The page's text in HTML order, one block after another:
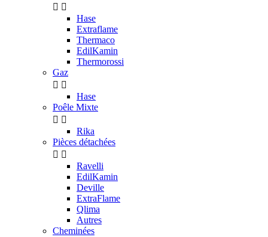
 
Hase
Extraflame
Thermaco
EdilKamin
Thermorossi
Gaz
 
Hase
Poêle Mixte
 
Rika
Pièces détachées
 
Ravelli
EdilKamin
Deville
ExtraFlame
Qlima
Autres
Cheminées